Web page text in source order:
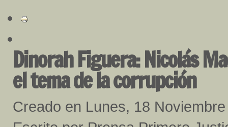
Dinorah Figuera: Nicolás
el tema de la corrupción
Creado en Lunes, 18